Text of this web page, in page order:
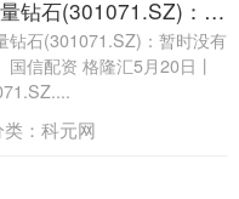
国信配资 力量钻石(301071.SZ)：暂时没有资产重组计划
钻石(301071.SZ)：暂时没有
国信配资 格隆汇5月20日丨
： 科元网